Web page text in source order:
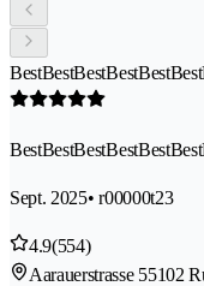
Sept. 2025• r00000t23
4.9(554)
Aarauerstrasse 55102